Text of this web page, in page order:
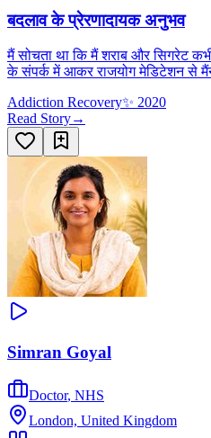
बदलाव के प्रेरणादायक अनुभव
मैं सोचता था कि मैं शराब और सिगरेट
के संपर्क में आकर राजयोग मेडिटेशन से
Addiction Recovery✨ 2020
Read Story→
Simran Goyal
Doctor, NHS
London, United Kingdom